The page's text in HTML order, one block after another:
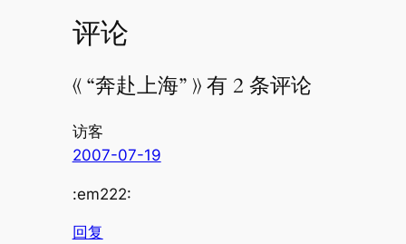
评论
《 “奔赴上海” 》 有 2 条评论
访客
2007-07-19
:em222:
回复